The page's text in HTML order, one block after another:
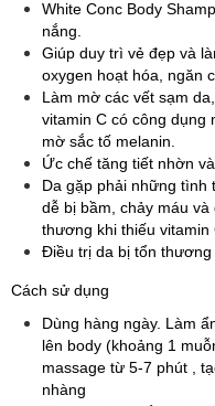
White Conc Body
nắng.
Giúp duy trì vẻ đẹp và
oxygen hoạt hóa, ngăn
Làm mờ các vết sạm
vitamin C có công dụng
mờ sắc tố melanin.
Ức chế tăng tiết nhờn
Da gặp phải những tình
dễ bị bầm, chảy máu
thương khi thiếu vitamin
Điều trị da bị tổn thương
Cách sử dụng
Dùng hàng ngày. Làm
lên body (khoảng 1
massage từ 5-7 phút ,
nhàng